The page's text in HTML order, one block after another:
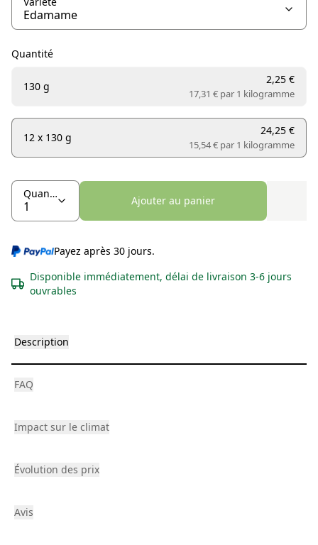
Quantité
130 g
2,25 €
17,31 € par 1 kilogramme
12 x 130 g
24,25 €
15,54 € par 1 kilogramme
Quantité
Ajouter au panier
Payez après 30 jours.
Disponible immédiatement, délai de livraison 3-6 jours
ouvrables
Description
FAQ
Impact sur le climat
Évolution des prix
Avis